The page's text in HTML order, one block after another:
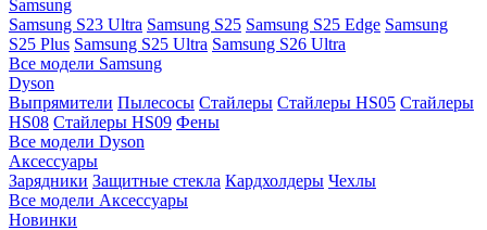
Samsung
Samsung S23 Ultra Samsung S25 Samsung S25 Edge Samsung
S25 Plus Samsung S25 Ultra Samsung S26 Ultra
Все модели Samsung
Dyson
Выпрямители Пылесосы Стайлеры Стайлеры HS05 Стайлеры
HS08 Стайлеры HS09 Фены
Все модели Dyson
Аксессуары
Зарядники Защитные стекла Кардхолдеры Чехлы
Все модели Аксессуары
Новинки